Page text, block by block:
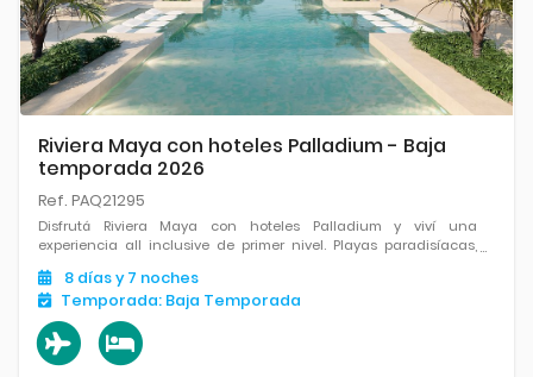
Riviera Maya con hoteles Palladium - Baja
temporada 2026
Ref. PAQ21295
Disfrutá Riviera Maya con hoteles Palladium y viví una
experiencia all inclusive de primer nivel. Playas paradisíacas,
gastronomía variada, confort y el mix perfecto entre relax y
diversión en el Caribe mexicano.
8 díasy 7 noches
Temporada: Baja Temporada